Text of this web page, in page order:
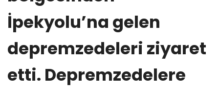
İpekyolu’na gelen
depremzedeleri ziyaret
etti. Depremzedelere